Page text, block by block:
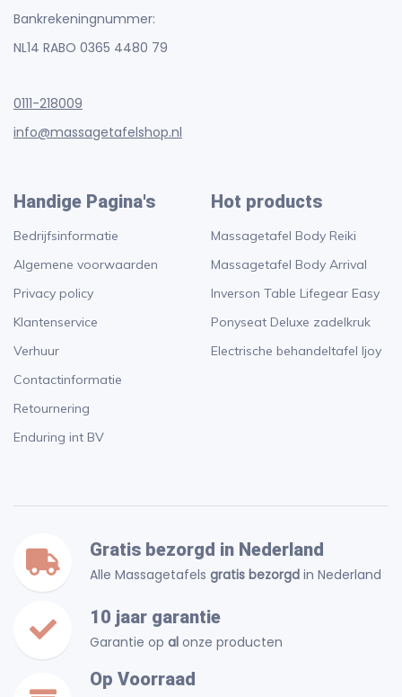
Bankrekeningnummer:
NL14 RABO 0365 4480 79
0111-218009
info@massagetafelshop.nl
Handige Pagina's
Bedrijfsinformatie
Algemene voorwaarden
Privacy policy
Klantenservice
Verhuur
Contactinformatie
Retournering
Enduring int BV
Hot products
Massagetafel Body Reiki
Massagetafel Body Arrival
Inverson Table Lifegear Easy
Ponyseat Deluxe zadelkruk
Electrische behandeltafel Ijoy
Gratis bezorgd in Nederland
Alle Massagetafels gratis bezorgd in Nederland
10 jaar garantie
Garantie op al onze producten
Op Voorraad